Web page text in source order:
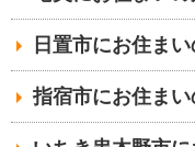
日置市にお住ま
指宿市にお住ま